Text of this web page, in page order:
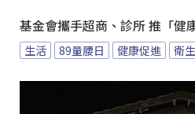
基金會攜手超商、診所 推「健
生活 89量腰日 健康促進 衛